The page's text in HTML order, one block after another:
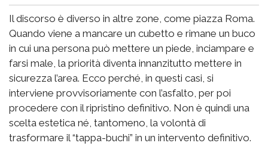
Il discorso è diverso in altre zone, come piazza Roma.
Quando viene a mancare un cubetto e rimane un buco
in cui una persona può mettere un piede, inciampare e
farsi male, la priorità diventa innanzitutto mettere in
sicurezza l’area. Ecco perché, in questi casi, si
interviene provvisoriamente con l’asfalto, per poi
procedere con il ripristino definitivo. Non è quindi una
scelta estetica né, tantomeno, la volontà di
trasformare il “tappa-buchi” in un intervento definitivo.